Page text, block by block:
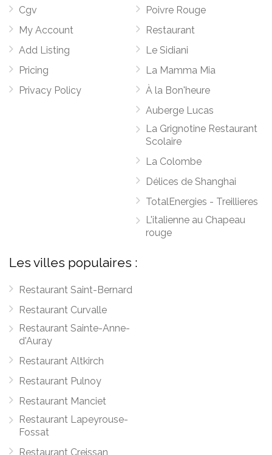
Cgv
My Account
Add Listing
Pricing
Privacy Policy
Poivre Rouge
Restaurant
Le Sidiani
La Mamma Mia
À la Bon'heure
Auberge Lucas
La Grignotine Restaurant
Scolaire
La Colombe
Délices de Shanghai
TotalEnergies - Treillieres
L'italienne au Chapeau
rouge
Les villes populaires :
Restaurant Saint-Bernard
Restaurant Curvalle
Restaurant Sainte-Anne-
d'Auray
Restaurant Altkirch
Restaurant Pulnoy
Restaurant Manciet
Restaurant Lapeyrouse-
Fossat
Restaurant Creissan